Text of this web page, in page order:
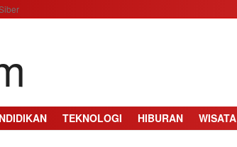
TEKNOLOGI HIBURAN WISATA